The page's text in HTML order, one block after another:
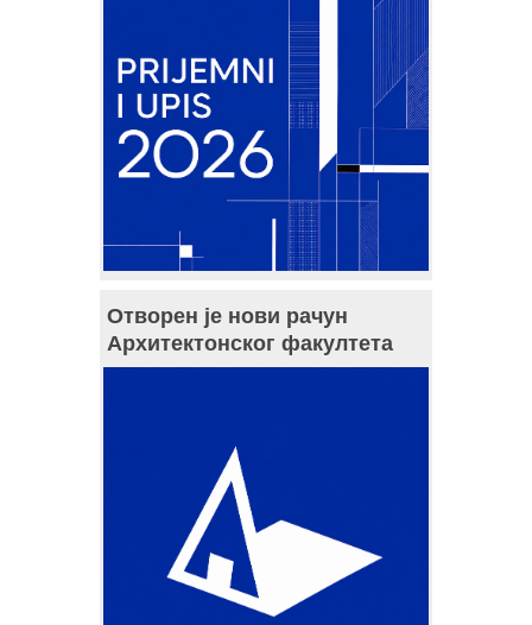
Отворен је нови рачун
Архитектонског факултета